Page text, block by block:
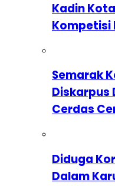
Kadin
Kompetisi
Semarak
Diskarpus
Cerdas
Diduga
Dalam